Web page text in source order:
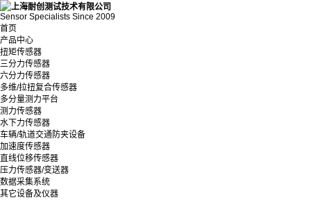
Sensor Specialists Since 2009
首页
产品中心
扭矩传感器
三分力传感器
六分力传感器
多维/拉扭复合传感器
多分量测力平台
测力传感器
水下力传感器
车辆/轨道交通防夹设备
加速度传感器
直线位移传感器
压力传感器/变送器
数据采集系统
其它设备及仪器